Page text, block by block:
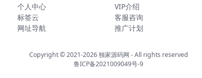
个人中心
标签云
网址导航
VIP介绍
客服咨询
推广计划
Copyright © 2021-2026独家源码网 - All rights reserved
鲁ICP备2021009049号-9